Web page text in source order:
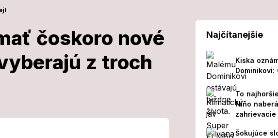
čoskoro nové
z troch
mať
Najčítanejšie
Kiska
Dominikovi:
To
Niño
zahrievacie
Šokujúce